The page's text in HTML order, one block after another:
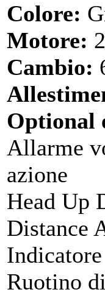
Colore:
Motore:
Cambio:
Optional
Allarme
azione
Head Up
Distance
Ruotino